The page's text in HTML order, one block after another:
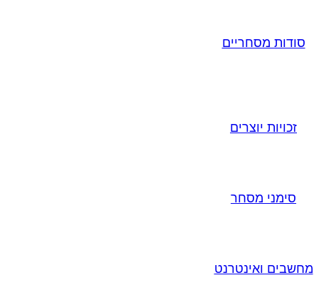
סודות מסחריים
זכויות יוצרים
סימני מסחר
מחשבים ואינטרנט